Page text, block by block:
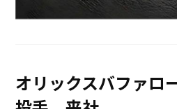
オリックスバファ